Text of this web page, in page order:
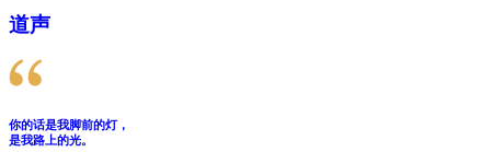
道声
你的话是我脚前的灯，
是我路上的光。